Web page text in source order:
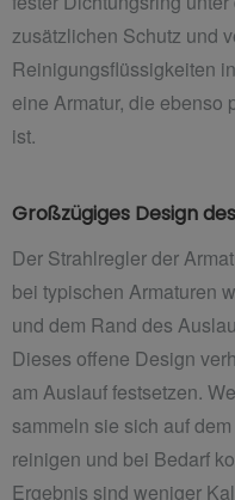
zusätzlichen Schutz und
Reinigungsflüssigkeiten
eine Armatur, die
ist.
Großzügiges Design
Der Strahlregler der
bei typischen Armaturen
und dem Rand des
Dieses offene Design
am Auslauf festsetzen.
sammeln sie sich auf
reinigen und bei Bedarf
Ergebnis sind weniger